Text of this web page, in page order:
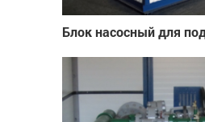
Блок насосный для